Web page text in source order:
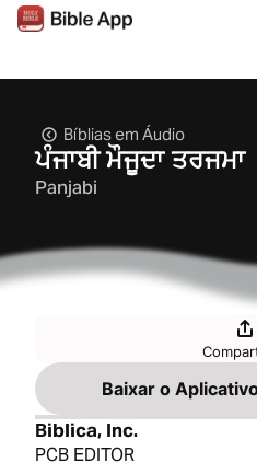
Bíblias em Áudio
ਪੰਜਾਬੀ ਮੌਜੂਦਾ ਤਰਜਮਾ
Panjabi
Baixar o
Biblica, Inc.
PCB EDITOR